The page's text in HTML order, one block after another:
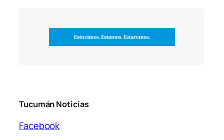
Tucumán Noticias
Facebook